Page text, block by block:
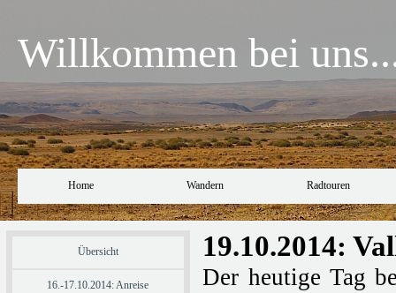
Home Wandern Radtouren
Willkommen bei
Übersicht
16.-17.10.2014: Anreise
19.10.2014:
Der heutige Tag